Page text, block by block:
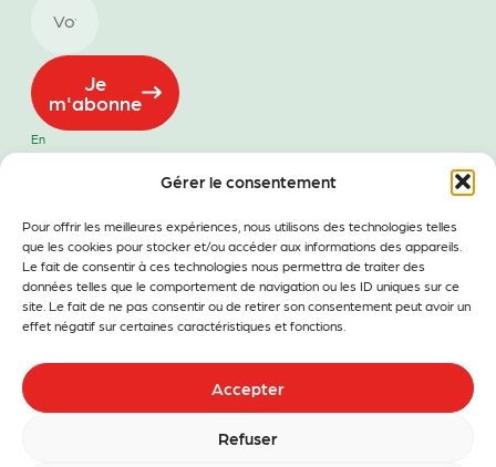
Gérer le consentement
Pour offrir les meilleures expériences, nous utilisons des technologies telles
que les cookies pour stocker et/ou accéder aux informations des appareils.
Le fait de consentir à ces technologies nous permettra de traiter des
données telles que le comportement de navigation ou les ID uniques sur ce
site. Le fait de ne pas consentir ou de retirer son consentement peut avoir un
effet négatif sur certaines caractéristiques et fonctions.
Accepter
Refuser
Je
m'abonne
En
m’inscrivant
j’accepte
que mon
adresse
email soit
afin de
recevoir les
informations
promotionnelles